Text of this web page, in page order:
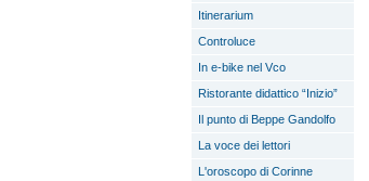
Itinerarium
Controluce
In e-bike nel Vco
Ristorante didattico “Inizio”
Il punto di Beppe Gandolfo
La voce dei lettori
L'oroscopo di Corinne